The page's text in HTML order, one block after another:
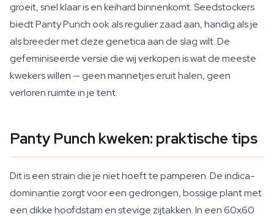
groeit, snel klaar is en keihard binnenkomt. Seedstockers
biedt Panty Punch ook als regulier zaad aan, handig als je
als breeder met deze genetica aan de slag wilt. De
gefeminiseerde versie die wij verkopen is wat de meeste
kwekers willen — geen mannetjes eruit halen, geen
verloren ruimte in je tent.
Panty Punch kweken: praktische tips
Dit is een strain die je niet hoeft te pamperen. De indica-
dominantie zorgt voor een gedrongen, bossige plant met
een dikke hoofdstam en stevige zijtakken. In een 60x60